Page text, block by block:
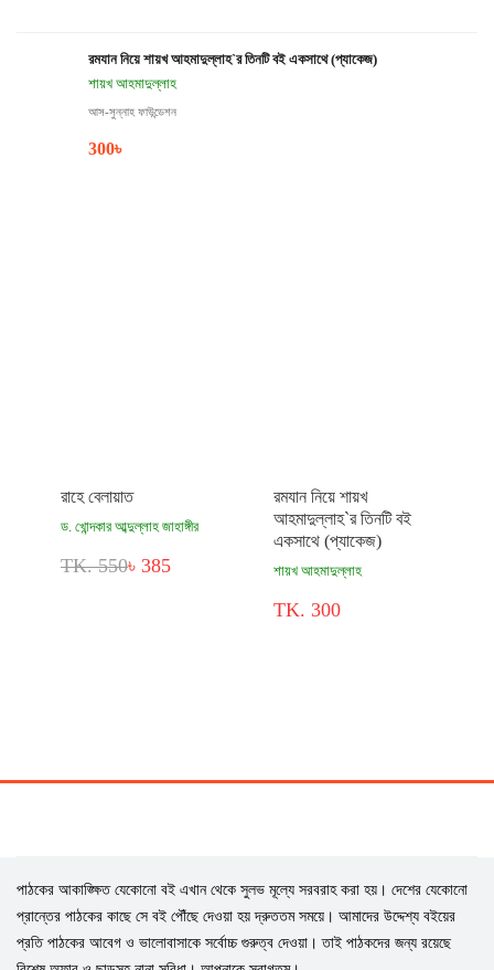
রমযান নিয়ে শায়খ আহমাদুল্লাহ`র তিনটি বই একসাথে (প্যাকেজ)
শায়খ আহমাদুল্লাহ
আস-সুন্নাহ ফাউন্ডেশন
300৳
রাহে বেলায়াত
ড. খোন্দকার আব্দুল্লাহ জাহাঙ্গীর
TK. 550৳ 385
রমযান নিয়ে শায়খ
আহমাদুল্লাহ`র তিনটি বই
একসাথে (প্যাকেজ)
শায়খ আহমাদুল্লাহ
TK. 300
পাঠকের আকাঙ্ক্ষিত যেকোনো বই এখান থেকে সুলভ মূল্যে সরবরাহ করা হয়। দেশের যেকোনো
প্রান্তের পাঠকের কাছে সে বই পৌঁছে দেওয়া হয় দ্রুততম সময়ে। আমাদের উদ্দেশ্য বইয়ের
প্রতি পাঠকের আবেগ ও ভালোবাসাকে সর্বোচ্চ গুরুত্ব দেওয়া। তাই পাঠকদের জন্য রয়েছে